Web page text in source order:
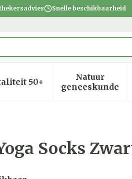
Snelle beschikbaarheid
categorie
en vitamines categorie
voor Zwangerschap en
50+
Toon submenu voor
Natuur
geneeskunde
Toon
Socks